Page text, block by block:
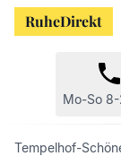
RuheDirekt
Mo-So
RuheDirekt
Tempelhof-